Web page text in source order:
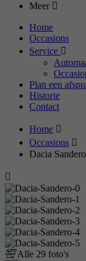
Meer
Home
Occasions
Service
Plan een
Historie
Contact
Home
Occasions
Dacia Sandero
Alle 29 foto's